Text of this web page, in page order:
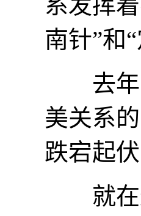
南针”和
去年以
美关系
跌宕起
就在这